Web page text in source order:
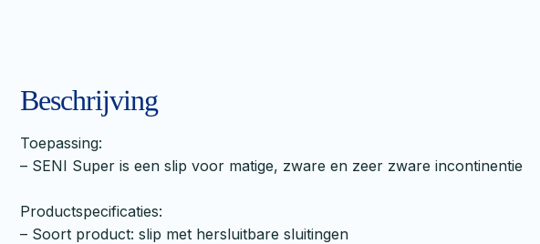
Beschrijving
Toepassing:
– SENI Super is een slip voor matige, zware en zeer zware incontinentie
Productspecificaties:
– Soort product: slip met hersluitbare sluitingen